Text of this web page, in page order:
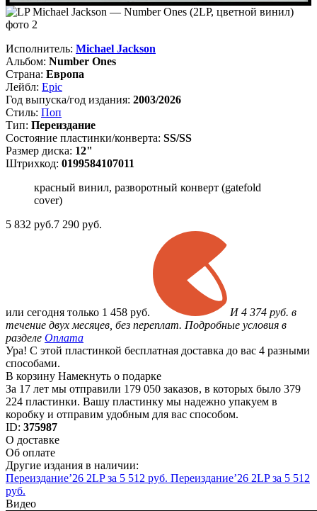
Исполнитель: Michael Jackson
Альбом: Number Ones
Страна: Европа
Лейбл: Epic
Год выпуска/год издания: 2003/2026
Стиль: Поп
Тип: Переиздание
Состояние пластинки/конверта: SS/SS
Размер диска: 12"
Штрихкод: 0199584107011
красный винил, разворотный конверт (gatefold
cover)
5 832 руб.7 290 руб.
или сегодня только 1 458 руб.
И 4 374 руб. в
течение двух месяцев, без переплат. Подробные условия в
разделе Оплата
Ура! С этой пластинкой бесплатная доставка до вас 4 разными
способами.
В корзину Намекнуть о подарке
За 17 лет мы отправили 179 050 заказов, в которых было 379
224 пластинки. Вашу пластинку мы надежно упакуем в
коробку и отправим удобным для вас способом.
ID: 375987
О доставке
Об оплате
Другие издания в наличии:
Переиздание’26 2LP за 5 512 руб. Переиздание’26 2LP за 5 512
руб.
Видео